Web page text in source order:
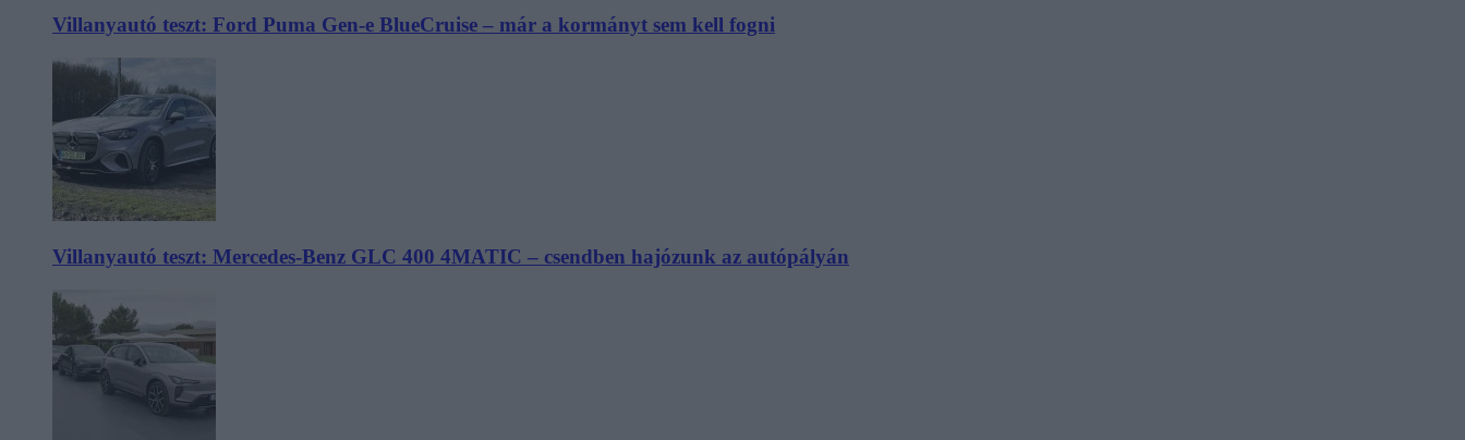
Villanyautó teszt: Ford Puma Gen-e BlueCruise – már a kormányt sem kell fogni
Villanyautó teszt: Mercedes-Benz GLC 400 4MATIC – csendben hajózunk az autópályán